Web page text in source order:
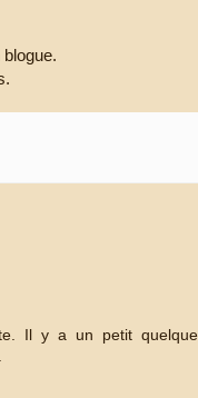
Il y a un petit